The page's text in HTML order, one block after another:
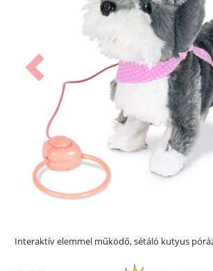
Előző
Interaktív elemmel működő, sétáló kutyus